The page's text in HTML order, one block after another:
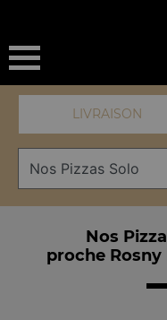
LIVRAISON
Nos
proche Rosny